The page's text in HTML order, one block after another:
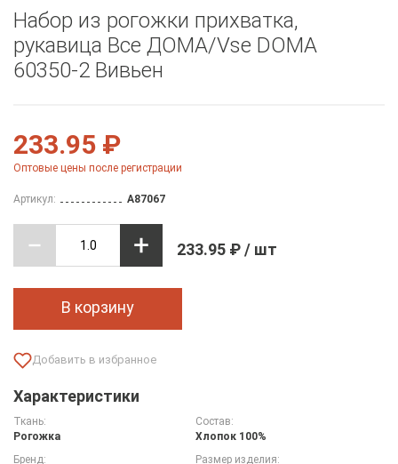
Набор из рогожки прихватка,
рукавица Все ДОМА/Vse DOMA
60350-2 Вивьен
233.95 ₽
Оптовые цены после регистрации
Артикул: A87067
233.95 ₽ / шт
В корзину
Характеристики
Ткань:
Рогожка
Состав:
Хлопок 100%
Бренд:
Размер изделия: